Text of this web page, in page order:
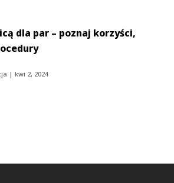
dla par – poznaj korzyści,
|kwi 2, 2024